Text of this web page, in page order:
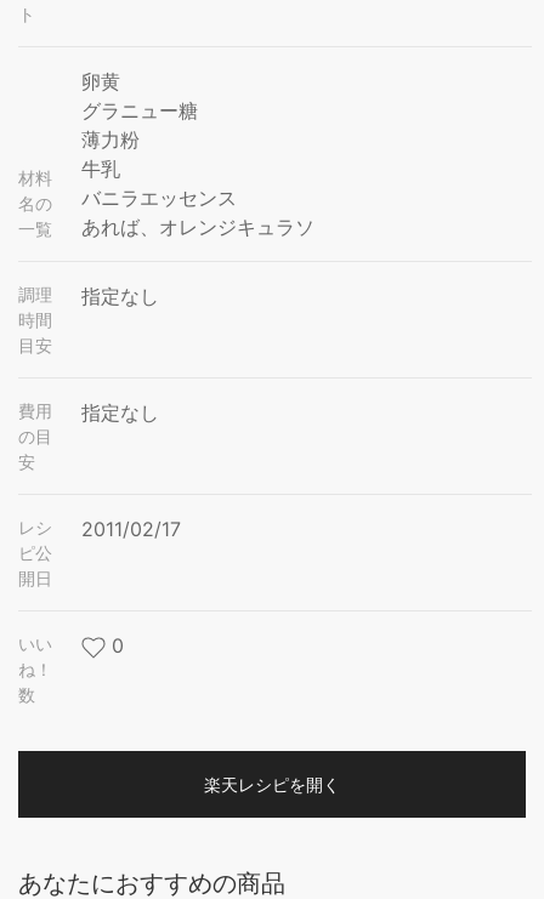
ト
材料
名の
一覧
卵黄
グラニュー糖
薄力粉
牛乳
バニラエッセンス
あれば、オレンジキュラソ
調理
時間
目安
指定なし
費用
の目
安
指定なし
レシ
ピ公
開日
2011/02/17
いい
ね！
数
0
楽天レシピを開く
あなたにおすすめの商品